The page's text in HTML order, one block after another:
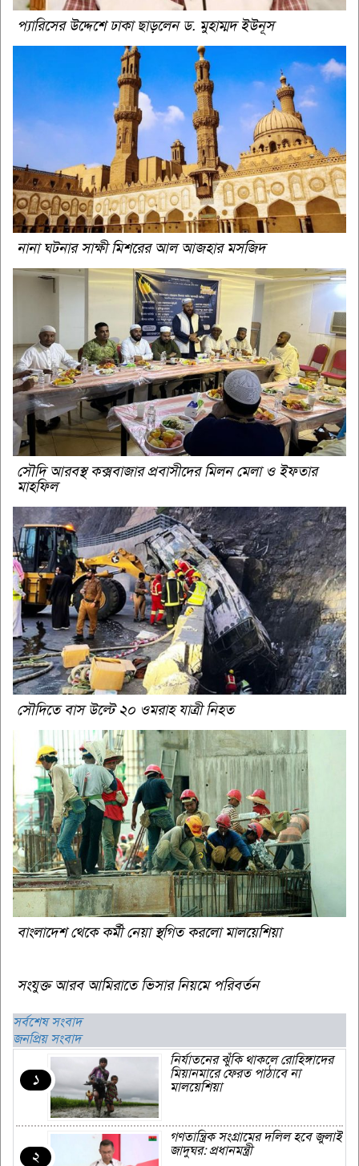
প্যারিসের উদ্দেশে ঢাকা ছাড়লেন ড. মুহাম্মদ ইউনূস
নানা ঘটনার সাক্ষী মিশরের আল আজহার মসজিদ
সৌদি আরবস্থ কক্সবাজার প্রবাসীদের মিলন মেলা ও ইফতার
মাহফিল
সৌদিতে বাস উল্টে ২০ ওমরাহ যাত্রী নিহত
বাংলাদেশ থেকে কর্মী নেয়া স্থগিত করলো মালয়েশিয়া
সংযুক্ত আরব আমিরাতে ভিসার নিয়মে পরিবর্তন
সর্বশেষ সংবাদ
জনপ্রিয় সংবাদ
১
নির্যাতনের ঝুঁকি থাকলে রোহিঙ্গাদের
মিয়ানমারে ফেরত পাঠাবে না
মালয়েশিয়া
২
গণতান্ত্রিক সংগ্রামের দলিল হবে জুলাই
জাদুঘর: প্রধানমন্ত্রী